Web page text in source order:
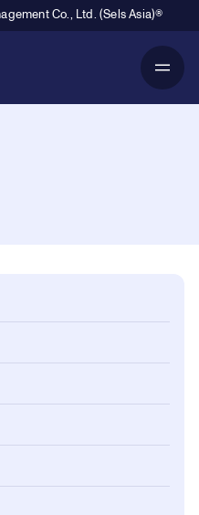
Co., Ltd. (Sels Asia)®